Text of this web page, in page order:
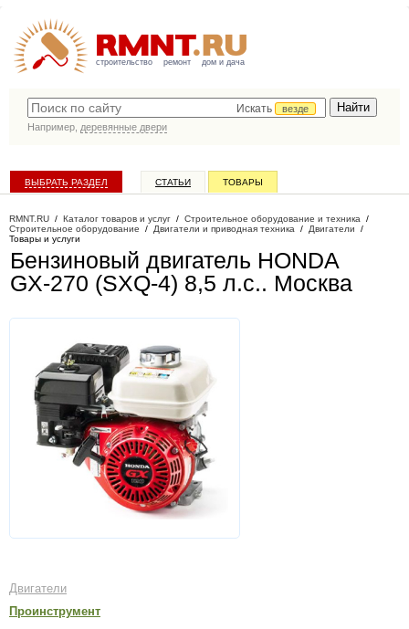
строительство ремонт дом и дача
Искать
везде
Например, деревянные двери
ВЫБРАТЬ РАЗДЕЛ СТАТЬИ ТОВАРЫ
RMNT.RU / Каталог товаров и услуг / Строительное оборудование и техника /
Строительное оборудование / Двигатели и приводная техника / Двигатели /
Товары и услуги
Бензиновый двигатель HONDA
GX-270 (SXQ-4) 8,5 л.с.. Москва
Двигатели
Проинструмент